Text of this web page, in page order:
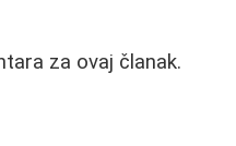
za ovaj članak.